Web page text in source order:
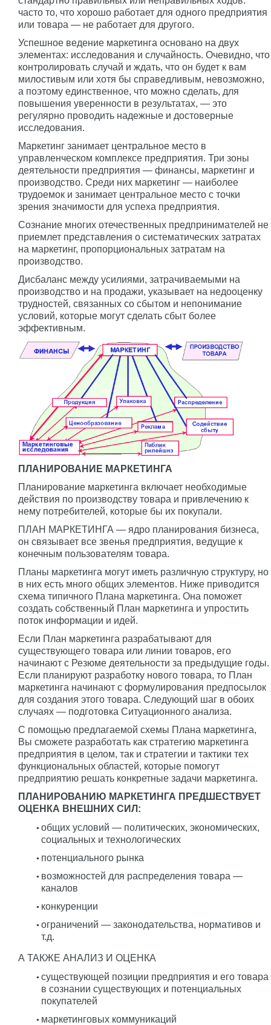
часто то, что хорошо работает для одного предприятия
или товара — не работает для другого.
Успешное ведение маркетинга основано на двух
элементах: исследования и случайность. Очевидно, что
контролировать случай и ждать, что он будет к вам
милостивым или хотя бы справедливым, невозможно,
а поэтому единственное, что можно сделать, для
повышения уверенности в результатах, — это
регулярно проводить надежные и достоверные
исследования.
Маркетинг занимает центральное место в
управленческом комплексе предприятия. Три зоны
деятельности предприятия — финансы, маркетинг и
производство. Среди них маркетинг — наиболее
трудоемок и занимает центральное место с точки
зрения значимости для успеха предприятия.
Сознание многих отечественных предпринимателей не
приемлет представления о систематических затратах
на маркетинг, пропорциональных затратам на
производство.
Дисбаланс между усилиями, затрачиваемыми на
производство и на продажи, указывает на недооценку
трудностей, связанных со сбытом и непонимание
условий, которые могут сделать сбыт более
эффективным.
ПЛАНИРОВАНИЕ МАРКЕТИНГА
Планирование маркетинга включает необходимые
действия по производству товара и привлечению к
нему потребителей, которые бы их покупали.
ПЛАН МАРКЕТИНГА — ядро планирования бизнеса,
он связывает все звенья предприятия, ведущие к
конечным пользователям товара.
Планы маркетинга могут иметь различную структуру, но
в них есть много общих элементов. Ниже приводится
схема типичного Плана маркетинга. Она поможет
создать собственный План маркетинга и упростить
поток информации и идей.
Если План маркетинга разрабатывают для
существующего товара или линии товаров, его
начинают с Резюме деятельности за предыдущие годы.
Если планируют разработку нового товара, то План
маркетинга начинают с формулирования предпосылок
для создания этого товара. Следующий шаг в обоих
случаях — подготовка Ситуационного анализа.
С помощью предлагаемой схемы Плана маркетинга,
Вы сможете разработать как стратегию маркетинга
предприятия в целом, так и стратегии и тактики тех
функциональных областей, которые помогут
предприятию решать конкретные задачи маркетинга.
ПЛАНИРОВАНИЮ МАРКЕТИНГА ПРЕДШЕСТВУЕТ
ОЦЕНКА ВНЕШНИХ СИЛ:
общих условий — политических, экономических,
социальных и технологических
потенциального рынка
возможностей для распределения товара —
каналов
конкуренции
ограничений — законодательства, нормативов и
т.д.
А ТАКЖЕ АНАЛИЗ И ОЦЕНКА
существующей позиции предприятия и его товара
в сознании существующих и потенциальных
покупателей
маркетинговых коммуникаций